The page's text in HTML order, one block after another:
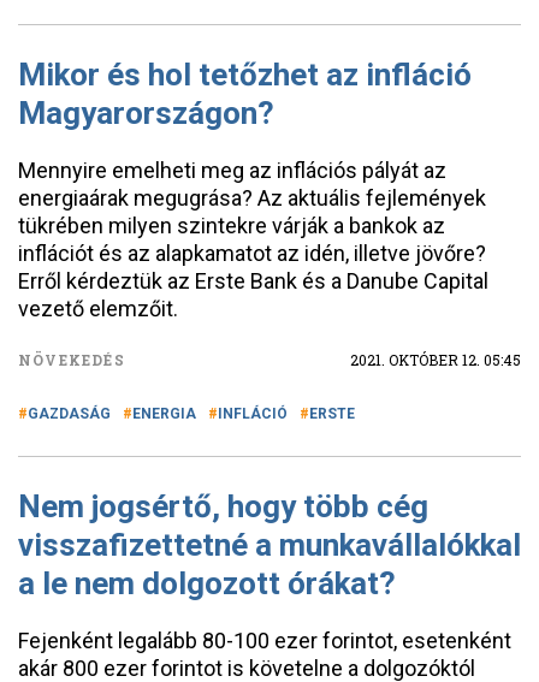
Mikor és hol tetőzhet az infláció
Magyarországon?
Mennyire emelheti meg az inflációs pályát az
energiaárak megugrása? Az aktuális fejlemények
tükrében milyen szintekre várják a bankok az
inflációt és az alapkamatot az idén, illetve jövőre?
Erről kérdeztük az Erste Bank és a Danube Capital
vezető elemzőit.
NÖVEKEDÉS 2021. OKTÓBER 12. 05:45
GAZDASÁG ENERGIA INFLÁCIÓ ERSTE
Nem jogsértő, hogy több cég
visszafizettetné a munkavállalókkal
a le nem dolgozott órákat?
Fejenként legalább 80-100 ezer forintot, esetenként
akár 800 ezer forintot is követelne a dolgozóktól